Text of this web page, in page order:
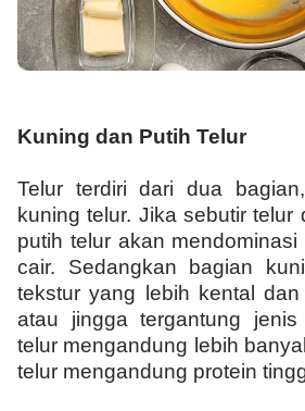
Kuning dan Putih Telur
Telur terdiri dari dua
kuning telur. Jika sebutir telur
putih telur akan
cair. Sedangkan bagian
tekstur yang lebih kental
atau jingga tergantung jenis
telur mengandung lebih
telur mengandung protein